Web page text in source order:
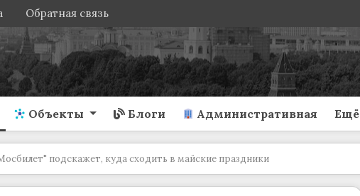
Обратная связь
Объекты Блоги Административная Ещё
подскажет, куда сходить в майские праздники